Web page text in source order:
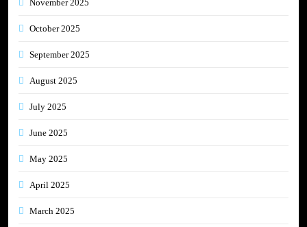
November 2025
October 2025
September 2025
August 2025
July 2025
June 2025
May 2025
April 2025
March 2025